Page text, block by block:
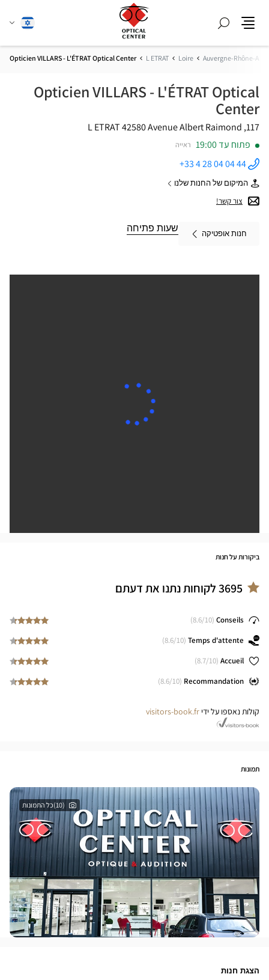
חפש
שנהעברית
Auvergne-Rhône-
Loire
L ETRAT
Opticien VILLARS - L'ÉTRAT Optical Center
Opticien VILLARS - L'ÉTRAT Optical
Center
117, Avenue Albert Raimond
42580 L ETRAT
פתוח עד 19:00
ראייה
התקשר
לחנות
Opticien
VILLARS -
L'ÉTRAT
+33 4 28 04 04 44
המיקום של החנות שלנו של
Opticien
VILLARS
Optical
צור קשר!
חנות אופטיקה
שעות פתיחה
ביקורות על חנות
3695לקוחות נתנו את דעתם
Conseils
(
8.6/10)
Temps d'attente
(
8.6/10)
Accueil
(
8.7/10)
Recommandation
(
8.6/10)
קולות נאספו על ידי visitors-book.fr
תמונות
(10)כל התמונות
הצגת חנות